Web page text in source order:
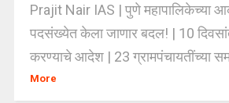
Prajit Nair IAS | पुणे महापालिकेच्या
पदसंख्येत केला जाणार बदल! | 10
करण्याचे आदेश | 23 ग्रामपंचायतींच्या
More